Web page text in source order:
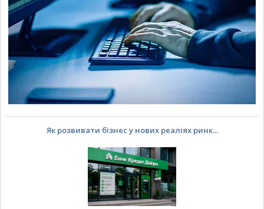
Як розвивати бізнес у нових реаліях ринк...